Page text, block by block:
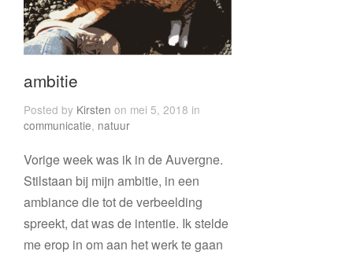
ambitie
Posted by Kirsten on mei 5, 2018 in
communicatie, natuur
Vorige week was ik in de Auvergne.
Stilstaan bij mijn ambitie, in een
ambiance die tot de verbeelding
spreekt, dat was de intentie. Ik stelde
me erop in om aan het werk te gaan